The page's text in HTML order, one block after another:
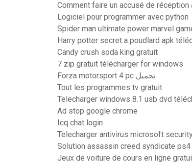
Comment faire un accusé de réception
Logiciel pour programmer avec python
Spider man ultimate power marvel
Harry potter secret a poudlard apk
Candy crush soda king gratuit
7 zip gratuit télécharger for windows
Forza motorsport 4 pc تحميل
Tout les programmes tv gratuit
Telecharger windows 8.1 usb dvd
Ad stop google chrome
Icq chat login
Telecharger antivirus microsoft
Solution assassin creed syndicate ps4
Jeux de voiture de cours en ligne